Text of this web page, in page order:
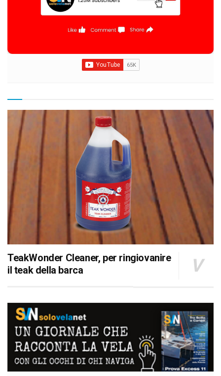
TeakWonder Cleaner, per ringiovanire
il teak della barca